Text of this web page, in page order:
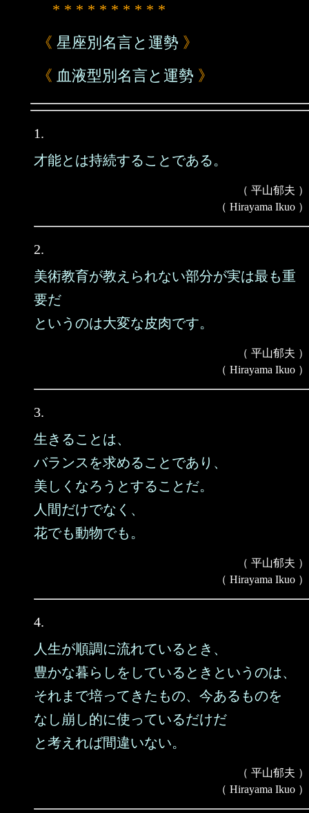
* * * * * * * * * *
《 星座別名言と運勢 》
《 血液型別名言と運勢 》
1.
才能とは持続することである。
（ 平山郁夫 ）
（ Hirayama Ikuo ）
2.
美術教育が教えられない部分が実は最も重
要だ
というのは大変な皮肉です。
（ 平山郁夫 ）
（ Hirayama Ikuo ）
3.
生きることは、
バランスを求めることであり、
美しくなろうとすることだ。
人間だけでなく、
花でも動物でも。
（ 平山郁夫 ）
（ Hirayama Ikuo ）
4.
人生が順調に流れているとき、
豊かな暮らしをしているときというのは、
それまで培ってきたもの、今あるものを
なし崩し的に使っているだけだ
と考えれば間違いない。
（ 平山郁夫 ）
（ Hirayama Ikuo ）